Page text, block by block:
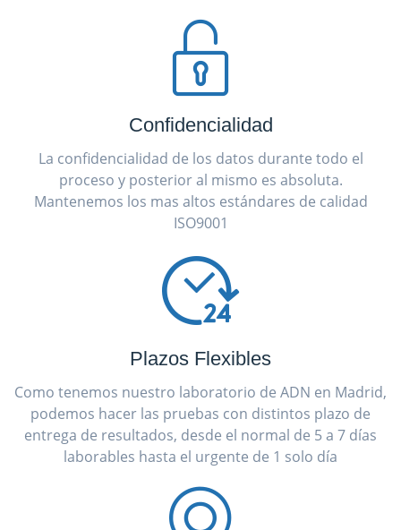
Confidencialidad
La confidencialidad de los datos durante todo el
proceso y posterior al mismo es absoluta.
Mantenemos los mas altos estándares de calidad
ISO9001
Plazos Flexibles
Como tenemos nuestro laboratorio de ADN en Madrid,
podemos hacer las pruebas con distintos plazo de
entrega de resultados, desde el normal de 5 a 7 días
laborables hasta el urgente de 1 solo día